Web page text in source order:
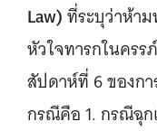
Law)ที่ระบุว่าห้า
หัวใจทารกในคร
สัปดาห์ที่ 6 ของก
กรณีคือ 1. กรณีฉุ